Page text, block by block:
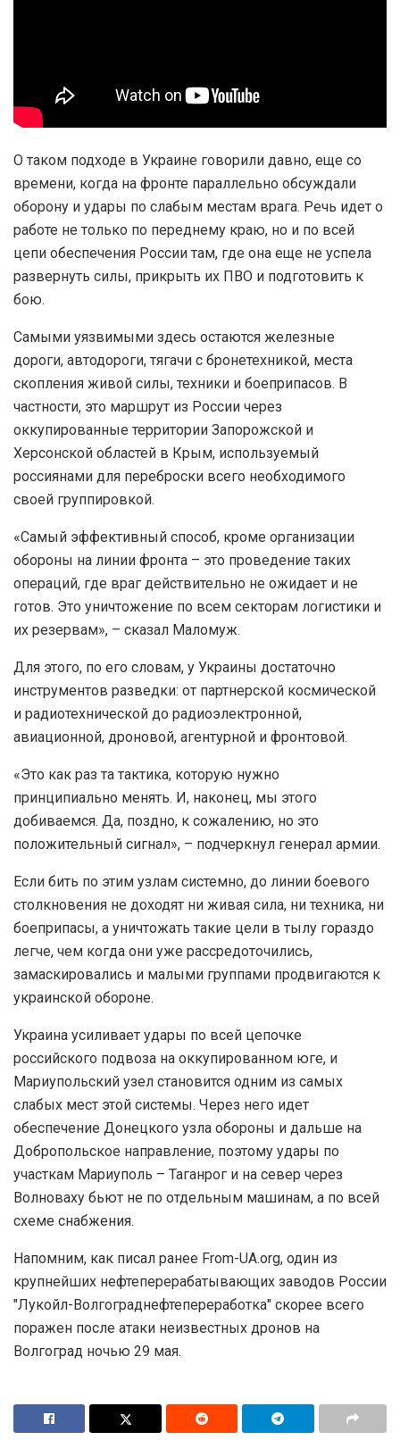
О таком подходе в Украине говорили давно, еще со
времени, когда на фронте параллельно обсуждали
оборону и удары по слабым местам врага. Речь идет о
работе не только по переднему краю, но и по всей
цепи обеспечения России там, где она еще не успела
развернуть силы, прикрыть их ПВО и подготовить к
бою.
Самыми уязвимыми здесь остаются железные
дороги, автодороги, тягачи с бронетехникой, места
скопления живой силы, техники и боеприпасов. В
частности, это маршрут из России через
оккупированные территории Запорожской и
Херсонской областей в Крым, используемый
россиянами для переброски всего необходимого
своей группировкой.
«Самый эффективный способ, кроме организации
обороны на линии фронта – это проведение таких
операций, где враг действительно не ожидает и не
готов. Это уничтожение по всем секторам логистики и
их резервам», – сказал Маломуж.
Для этого, по его словам, у Украины достаточно
инструментов разведки: от партнерской космической
и радиотехнической до радиоэлектронной,
авиационной, дроновой, агентурной и фронтовой.
«Это как раз та тактика, которую нужно
принципиально менять. И, наконец, мы этого
добиваемся. Да, поздно, к сожалению, но это
положительный сигнал», – подчеркнул генерал армии.
Если бить по этим узлам системно, до линии боевого
столкновения не доходят ни живая сила, ни техника, ни
боеприпасы, а уничтожать такие цели в тылу гораздо
легче, чем когда они уже рассредоточились,
замаскировались и малыми группами продвигаются к
украинской обороне.
Украина усиливает удары по всей цепочке
российского подвоза на оккупированном юге, и
Мариупольский узел становится одним из самых
слабых мест этой системы. Через него идет
обеспечение Донецкого узла обороны и дальше на
Добропольское направление, поэтому удары по
участкам Мариуполь – Таганрог и на север через
Волноваху бьют не по отдельным машинам, а по всей
схеме снабжения.
Напомним, как писал ранее From-UA.org, один из
крупнейших нефтеперерабатывающих заводов России
"Лукойл-Волгограднефтепереработка" скорее всего
поражен после атаки неизвестных дронов на
Волгоград ночью 29 мая.